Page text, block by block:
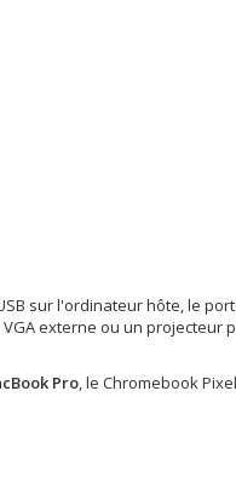
sur l'ordinateur hôte, le port
externe ou un projecteur
Pro, le Chromebook